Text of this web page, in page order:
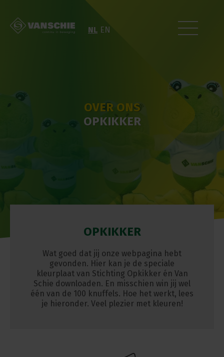
NL EN
OVER ONS
OPKIKKER
OPKIKKER
Wat goed dat jij onze webpagina hebt
gevonden. Hier kan je de speciale
kleurplaat van Stichting Opkikker én Van
Schie downloaden. En misschien win jij wel
één van de 100 knuffels. Hoe het werkt, lees
je hieronder. Veel plezier met kleuren!